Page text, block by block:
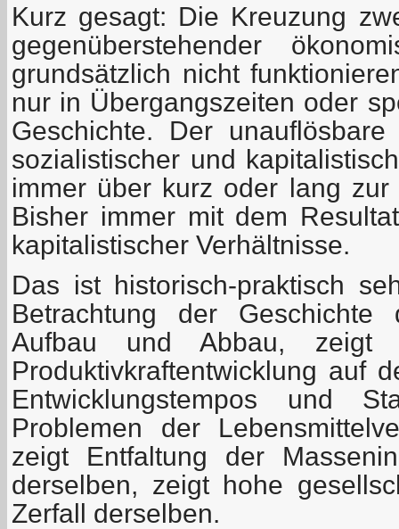
Kurz gesagt: Die Kreuzung
gegenüberstehender
grundsätzlich nicht
nur in Übergangszeiten oder
Geschichte. Der
sozialistischer und
immer über kurz oder lang zur
Bisher immer mit dem
kapitalistischer Verhältnisse.
Das ist historisch-praktisch
Betrachtung der Geschichte
Aufbau und Abbau, zeigt
Produktivkraftentwicklung auf
Entwicklungstempos und
Problemen der
zeigt Entfaltung der
derselben, zeigt hohe
Zerfall derselben.